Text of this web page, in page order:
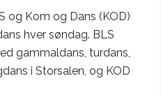
og Kom og Dans (KOD)
hver søndag. BLS
gammaldans, turdans,
i Storsalen, og KOD